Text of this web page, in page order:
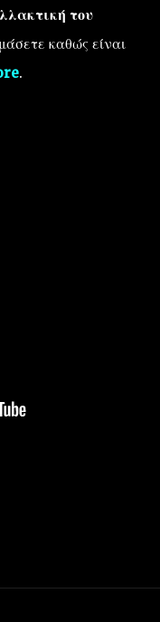
του
καθώς είναι
.